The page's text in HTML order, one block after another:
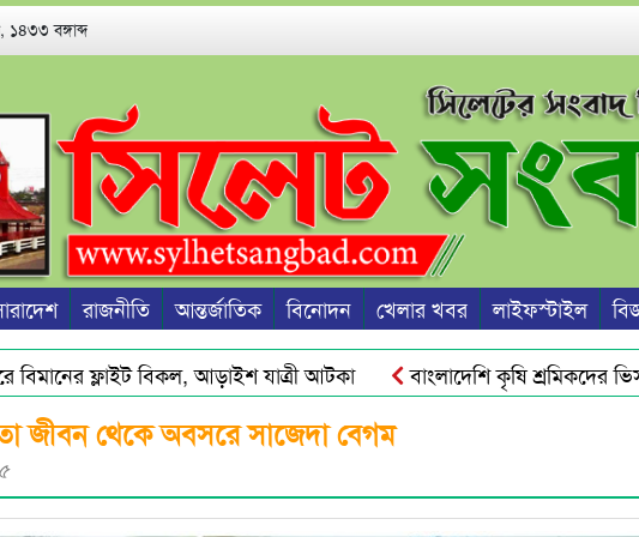
১৪৩৩ বঙ্গাব্দ
রাজনীতি আন্তর্জাতিক বিনোদন খেলার খবর লাইফস্টাইল
ফ্লাইট বিকল, আড়াইশ যাত্রী আটকা বাংলাদেশি কৃষি শ্রমিকদের ভিসা
সঙ্কট ও দ্রব্যমূল্যের ঊর্ধ্বগতি রোধে সিলেটে ১১ দলীয় ঐক্যের স্মারকলিপি
জীবন থেকে অবসরে সাজেদা বেগম